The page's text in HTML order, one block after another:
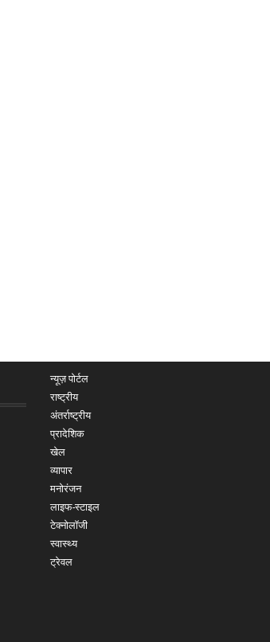
न्यूज़ पोर्टल
राष्ट्रीय
अंतर्राष्ट्रीय
प्रादेशिक
खेल
व्यापार
मनोरंजन
लाइफ-स्टाइल
टेक्नोलॉजी
स्वास्थ्य
ट्रेवल